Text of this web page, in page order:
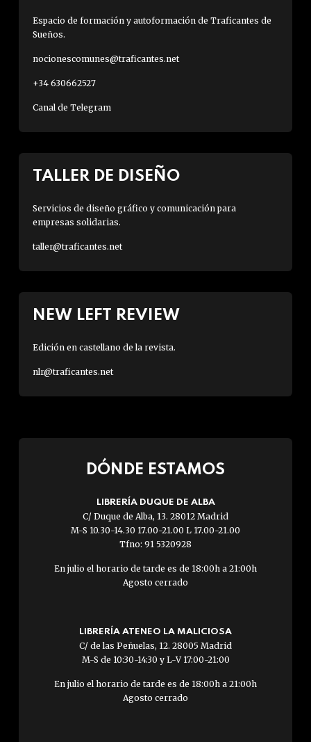
Espacio de formación y autoformación de Traficantes de
Sueños.
nocionescomunes@traficantes.net
+34 630662527
Canal de Telegram
TALLER DE DISEÑO
Servicios de diseño gráfico y comunicación para
empresas solidarias.
taller@traficantes.net
NEW LEFT REVIEW
Edición en castellano de la revista.
nlr@traficantes.net
DÓNDE ESTAMOS
LIBRERÍA DUQUE DE ALBA
C/ Duque de Alba, 13. 28012 Madrid
M-S 10.30-14.30 17.00-21.00 L 17.00-21.00
Tfno: 91 5320928
En julio el horario de tarde es de 18:00h a 21:00h
Agosto cerrado
LIBRERÍA ATENEO LA MALICIOSA
C/ de las Peñuelas, 12. 28005 Madrid
M-S de 10:30-14:30 y L-V 17:00-21:00
En julio el horario de tarde es de 18:00h a 21:00h
Agosto cerrado